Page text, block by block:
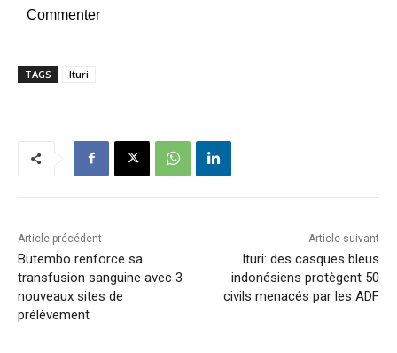
Commenter
TAGS Ituri
Article précédent
Butembo renforce sa
transfusion sanguine avec 3
nouveaux sites de
prélèvement
Article suivant
Ituri: des casques bleus
indonésiens protègent 50
civils menacés par les ADF